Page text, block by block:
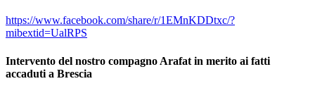
https://www.facebook.com/share/r/1EMnKDDtxc/?
mibextid=UalRPS
Intervento del nostro compagno Arafat in merito ai fatti
accaduti a Brescia